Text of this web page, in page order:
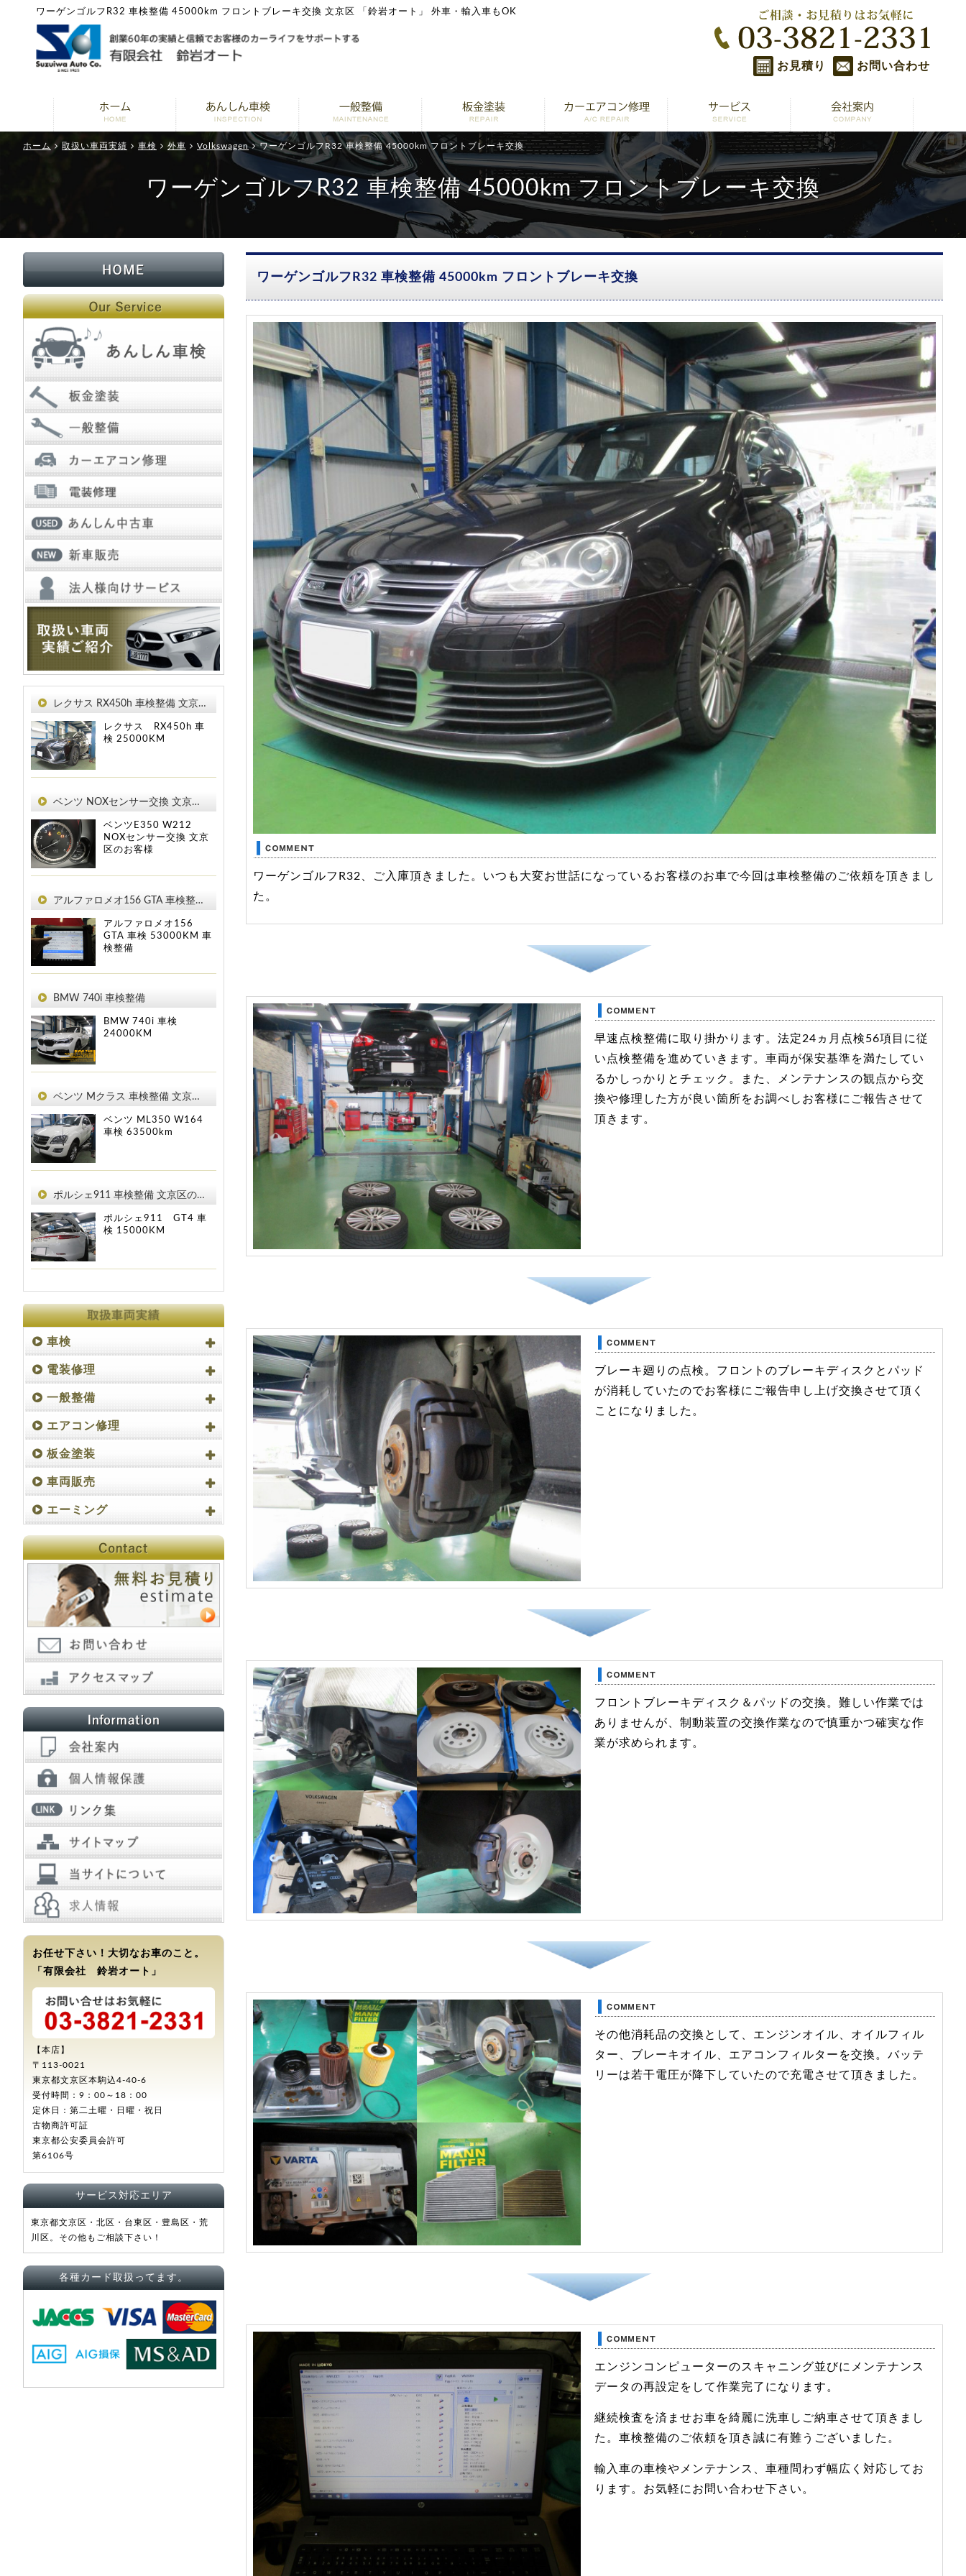
ワーゲンゴルフR32 車検整備 45000km フロントブレーキ交換 文京区 「鈴岩オート」 外車・輸入車もOK
お見積り お問い合わせ
ホーム 取扱い車両実績 車検 外車 Volkswagen ワーゲンゴルフR32 車検整備 45000km フロントブレーキ交換
ワーゲンゴルフR32 車検整備 45000km フロントブレーキ交換
ワーゲンゴルフR32 車検整備 45000km フロントブレーキ交換
ワーゲンゴルフR32、ご入庫頂きました。いつも大変お世話になっているお客様のお車で今回は車検整備のご依頼を頂きまし
た。
早速点検整備に取り掛かります。法定24ヵ月点検56項目に従
い点検整備を進めていきます。車両が保安基準を満たしてい
るかしっかりとチェック。また、メンテナンスの観点から交
換や修理した方が良い箇所をお調べしお客様にご報告させて
頂きます。
ブレーキ廻りの点検。フロントのブレーキディスクとパッド
が消耗していたのでお客様にご報告申し上げ交換させて頂く
ことになりました。
フロントブレーキディスク＆パッドの交換。難しい作業では
ありませんが、制動装置の交換作業なので慎重かつ確実な作
業が求められます。
その他消耗品の交換として、エンジンオイル、オイルフィル
ター、ブレーキオイル、エアコンフィルターを交換。バッテ
リーは若干電圧が降下していたので充電させて頂きました。
エンジンコンピューターのスキャニング並びにメンテナンス
データの再設定をして作業完了になります。
継続検査を済ませお車を綺麗に洗車しご納車させて頂きまし
た。車検整備のご依頼を頂き誠に有難うございました。
輸入車の車検やメンテナンス、車種問わず幅広く対応してお
ります。お気軽にお問い合わせ下さい。
レクサス RX450h 車検整備 文京区のお客様
レクサス RX450h 車
検 25000KM
ベンツ NOXセンサー交換 文京区のお客様
ベンツE350 W212
NOXセンサー交換 文京
区のお客様
アルファロメオ156 GTA 車検整備 文京区のお客様
アルファロメオ156
GTA 車検 53000KM 車
検整備
BMW 740i 車検整備
BMW 740i 車検
24000KM
ベンツ Mクラス 車検整備 文京区のお客様
ベンツ ML350 W164
車検 63500km
ポルシェ911 車検整備 文京区のお客様
ポルシェ911 GT4 車
検 15000KM
車検
電装修理
一般整備
エアコン修理
板金塗装
車両販売
エーミング
お任せ下さい！大切なお車のこと。
「有限会社 鈴岩オート」
【本店】
〒113-0021
東京都文京区本駒込4-40-6
受付時間：9：00～18：00
定休日：第二土曜・日曜・祝日
古物商許可証
東京都公安委員会許可
第6106号
サービス対応エリア
東京都文京区・北区・台東区・豊島区・荒
川区。その他もご相談下さい！
各種カード取扱ってます。